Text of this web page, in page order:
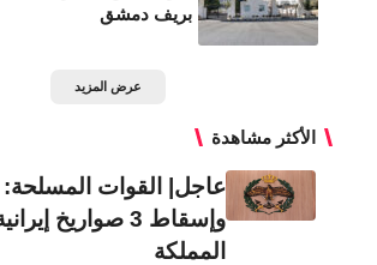
بريف دمشق
عرض المزيد
الأكثر مشاهدة
عاجل| القوات
وإسقاط 3 صواريخ
المملكة